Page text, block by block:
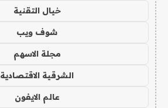
خيال التقنية
شوف ويب
مجلة الاسهم
الشرقية الاقتصادية
عالم الايفون